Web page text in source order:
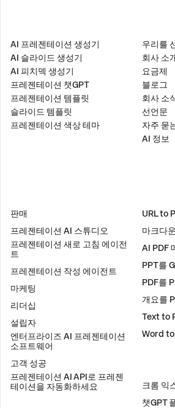
AI 프레젠테이션 생성기
AI 슬라이드 생성기
AI 피치덱 생성기
프레젠테이션 챗GPT
프레젠테이션 템플릿
슬라이드 템플릿
프레젠테이션 색상 테마
우리를
회사 소
요금제
블로그
회사 소
선언문
자주 묻
AI 정보
판매
프레젠테이션 AI 스튜디오
프레젠테이션 새로 고침 에이전
트
프레젠테이션 작성 에이전트
마케팅
리더십
설립자
엔터프라이즈 AI 프레젠테이션
소프트웨어
고객 성공
프레젠테이션 AI API로 프레젠
테이션을 자동화하세요
URL to
마크다
AI PDF
PPT를
PDF를
개요를
Text to
Word to
크롬 익
챗GPT